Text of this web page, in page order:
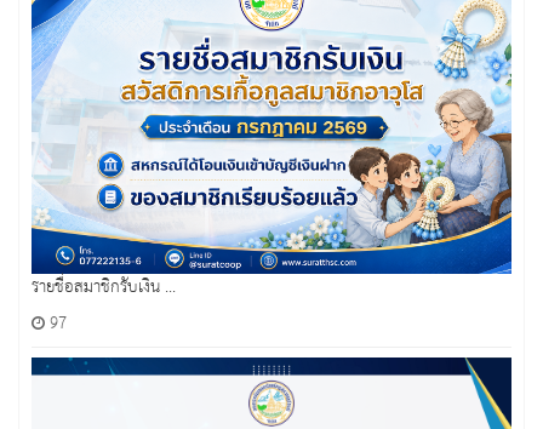
รายชื่อสมาชิกรับเงิน ...
97